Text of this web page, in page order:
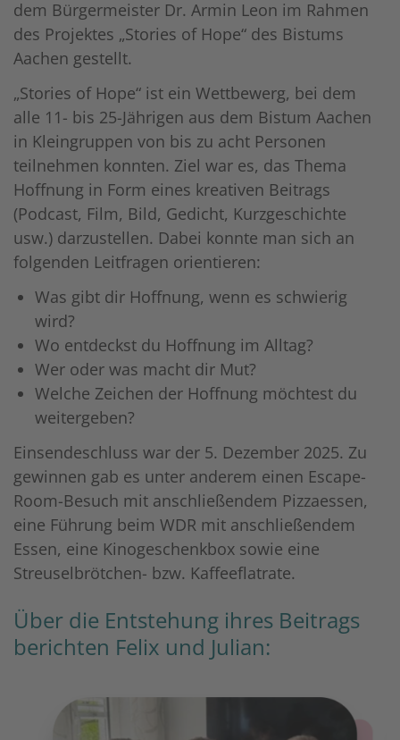
dem Bürgermeister Dr. Armin Leon im Rahmen
des Projektes „Stories of Hope“ des Bistums
Aachen gestellt.
„Stories of Hope“ ist ein Wettbewerg, bei dem
alle 11- bis 25-Jährigen aus dem Bistum Aachen
in Kleingruppen von bis zu acht Personen
teilnehmen konnten. Ziel war es, das Thema
Hoffnung in Form eines kreativen Beitrags
(Podcast, Film, Bild, Gedicht, Kurzgeschichte
usw.) darzustellen. Dabei konnte man sich an
folgenden Leitfragen orientieren:
Was gibt dir Hoffnung, wenn es schwierig
wird?
Wo entdeckst du Hoffnung im Alltag?
Wer oder was macht dir Mut?
Welche Zeichen der Hoffnung möchtest du
weitergeben?
Einsendeschluss war der 5. Dezember 2025. Zu
gewinnen gab es unter anderem einen Escape-
Room-Besuch mit anschließendem Pizzaessen,
eine Führung beim WDR mit anschließendem
Essen, eine Kinogeschenkbox sowie eine
Streuselbrötchen- bzw. Kaffeeflatrate.
Über die Entstehung ihres Beitrags
berichten Felix und Julian: